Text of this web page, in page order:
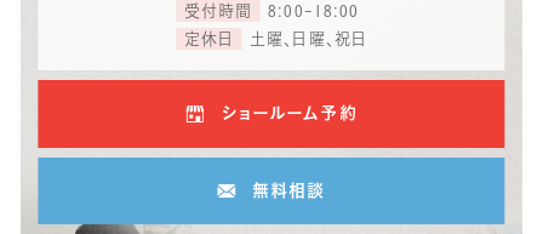
受付時間
8:00-18:00
定休日
土曜、日曜、祝日
ショールーム予約
無料相談